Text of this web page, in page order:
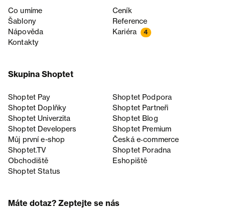
Co umíme
Ceník
Šablony
Reference
Nápověda
Kariéra 4
Kontakty
Skupina Shoptet
Shoptet Pay
Shoptet Podpora
Shoptet Doplňky
Shoptet Partneři
Shoptet Univerzita
Shoptet Blog
Shoptet Developers
Shoptet Premium
Můj první e-shop
Česká e‑commerce
Shoptet.TV
Shoptet Poradna
Obchodiště
Eshopiště
Shoptet Status
Máte dotaz? Zeptejte se nás